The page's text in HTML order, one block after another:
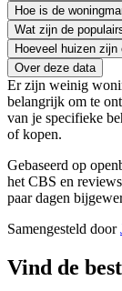
Hoe is de
Wat zijn de
Hoeveel huizen
Over deze data
Er zijn weinig
belangrijk om te
van je specifieke
of kopen.
Gebaseerd op
het CBS en
paar dagen
Samengesteld door
Vind de